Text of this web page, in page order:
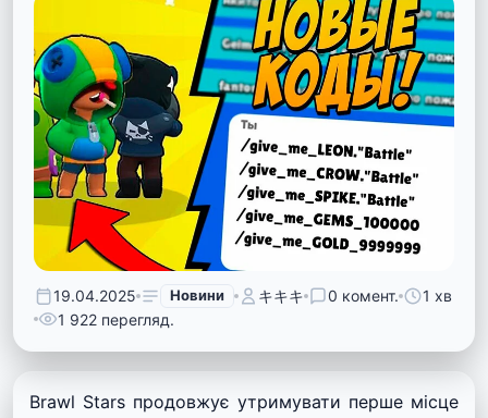
19.04.2025 Новини キキキ 0 комент.
1 хв
1 922 перегляд.
Brawl Stars продовжує утримувати перше місце